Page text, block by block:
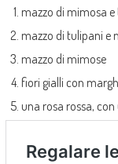
mazzo di mimosa
mazzo di tulipani e
mazzo di mimose
fiori gialli con
una rosa rossa,